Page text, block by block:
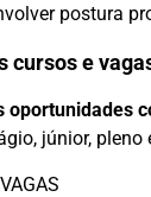
postura
cursos e
oportunidades
júnior, pleno